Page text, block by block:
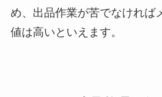
め、出品作業が苦でなければ
値は高いといえます。